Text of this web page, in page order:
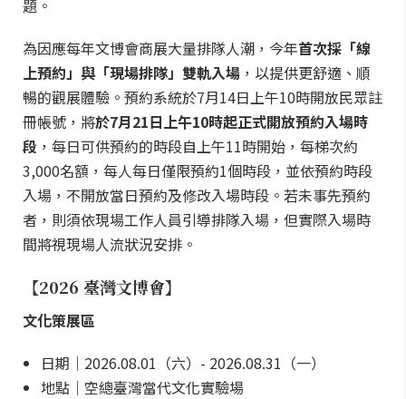
題。
為因應每年文博會商展大量排隊人潮，今年首次採「線
上預約」與「現場排隊」雙軌入場 ，以提供更舒適、順
暢的觀展體驗。預約系統於7月14日上午10時開放民眾註
冊帳號，將於7月21日上午10時起正式開放預約入場時
段 ，每日可供預約的時段自上午11時開始，每梯次約
3,000名額，每人每日僅限預約1個時段，並依預約時段
入場，不開放當日預約及修改入場時段。若未事先預約
者，則須依現場工作人員引導排隊入場，但實際入場時
間將視現場人流狀況安排。
【2026 臺灣文博會】
文化策展區
日期｜2026.08.01（六）- 2026.08.31（一）
地點｜空總臺灣當代文化實驗場